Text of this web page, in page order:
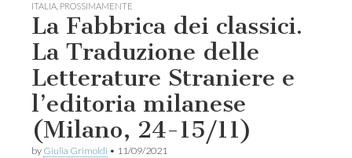
ITALIA PROSSIMAMENTE
La Fabbrica dei classici.
La Traduzione delle
Letterature Straniere e
l’editoria milanese
(Milano, 24-15/11)
by Giulia Grimoldi • 11/09/2021